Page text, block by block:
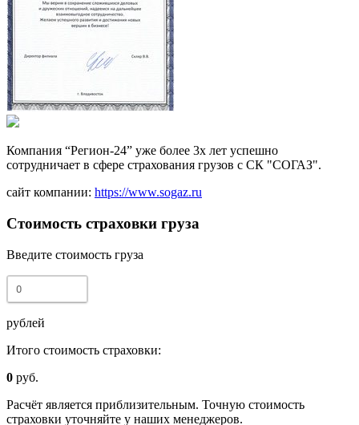
Компания “Регион-24” уже более 3х лет успешно
сотрудничает в сфере страхования грузов с СК "СОГАЗ".
сайт компании: https://www.sogaz.ru
Стоимость страховки груза
Введите стоимость груза
рублей
Итого стоимость страховки:
0 руб.
Расчёт является приблизительным. Точную стоимость
страховки уточняйте у наших менеджеров.